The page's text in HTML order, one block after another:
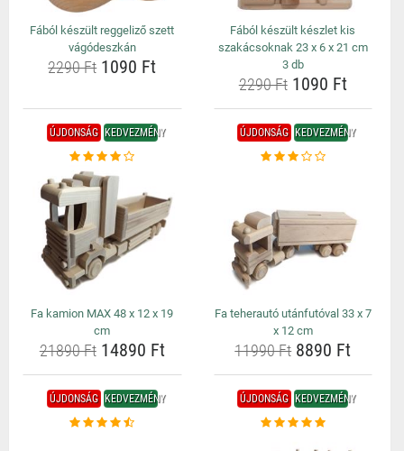
Fából készült reggeliző szett
vágódeszkán
2290 Ft1090 Ft
Fából készült készlet kis
szakácsoknak 23 x 6 x 21 cm
3 db
2290 Ft1090 Ft
ÚJDONSÁG KEDVEZMÉNY
Fa kamion MAX 48 x 12 x 19
cm
21890 Ft14890 Ft
ÚJDONSÁG KEDVEZMÉNY
Fa teherautó utánfutóval 33 x 7
x 12 cm
11990 Ft8890 Ft
ÚJDONSÁG KEDVEZMÉNY ÚJDONSÁG KEDVEZMÉNY